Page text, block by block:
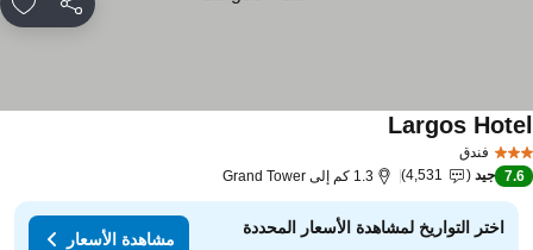
مشاركة
فندق
Largos
7.6 جيد 4,531 1.3 كم إلى Grand Tower
اختر التواريخ لمشاهدة الأسعار المحددة
مشاهدة الأسعار